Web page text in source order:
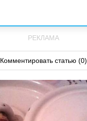
РЕКЛАМА
Комментировать статью (0)